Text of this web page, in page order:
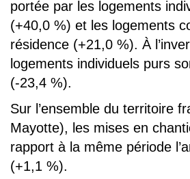
portée par les logements
(+40,0 %) et les logements
résidence (+21,0 %). À
logements individuels purs
(-23,4 %).
Sur l’ensemble du territoire
Mayotte), les mises en
rapport à la même période
(+1,1 %).